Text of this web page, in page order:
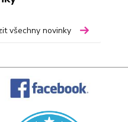
všechny novinky